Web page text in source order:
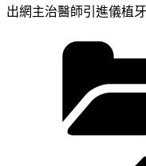
出網主治醫師引進儀植